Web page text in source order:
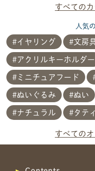
すべての
人気
イヤリング 文房
アクリルキーホルダー
ミニチュアフード
ぬいぐるみ ぬい
ナチュラル タテ
すべての 共